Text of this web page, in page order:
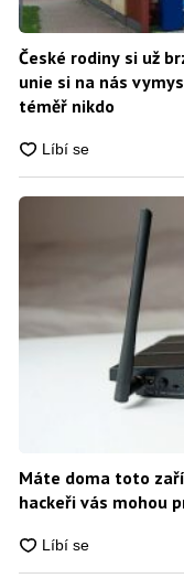
České rodiny si už
unie si na nás
téměř nikdo
Máte doma toto
hackeři vás mohou